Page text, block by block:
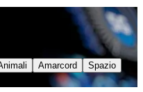
Amarcord
Spazio